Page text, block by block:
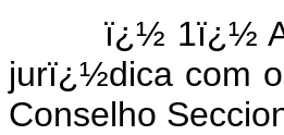
ï¿½ 1ï¿½ A
jurï¿½dica com
Conselho